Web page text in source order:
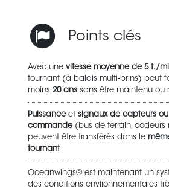
Points clés
Avec une vitesse moyenne de 5 t./
tournant (à balais multi-brins) peut
moins 20 ans sans être maintenu ou
Puissanceet signaux de capteurs
commande(bus de terrain, codeurs
peuvent être transférés dans le
tournant
Oceanwings® est maintenant un
des conditions environnementales